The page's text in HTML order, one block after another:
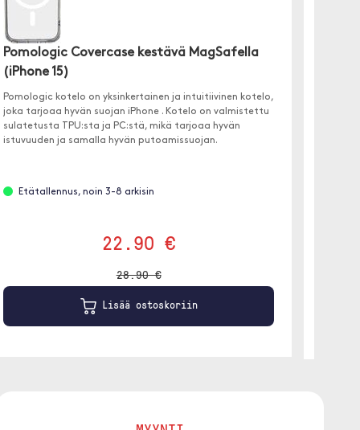
Pomologic Covercase kestävä MagSafella
(iPhone 15)
Pomologic kotelo on yksinkertainen ja intuitiivinen kotelo,
joka tarjoaa hyvän suojan iPhone . Kotelo on valmistettu
sulatetusta TPU:sta ja PC:stä, mikä tarjoaa hyvän
istuvuuden ja samalla hyvän putoamissuojan.
Etätallennus, noin 3-8 arkisin
22.90 €
28.90 €
Lisää ostoskoriin